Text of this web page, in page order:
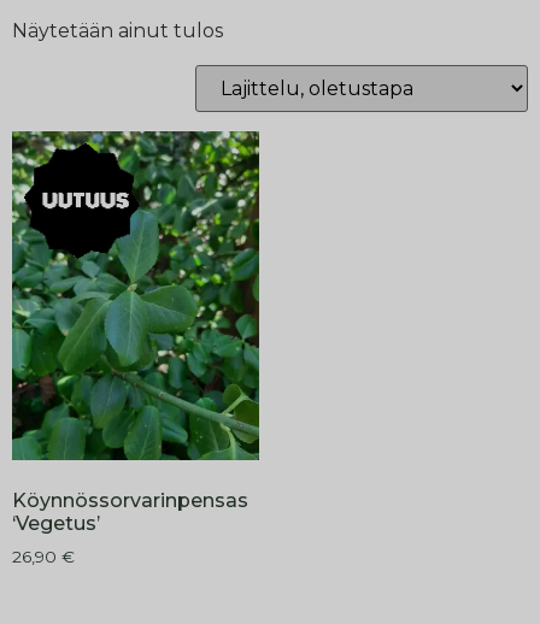
Näytetään ainut tulos
Köynnössorvarinpensas
‘Vegetus’
26,90 €